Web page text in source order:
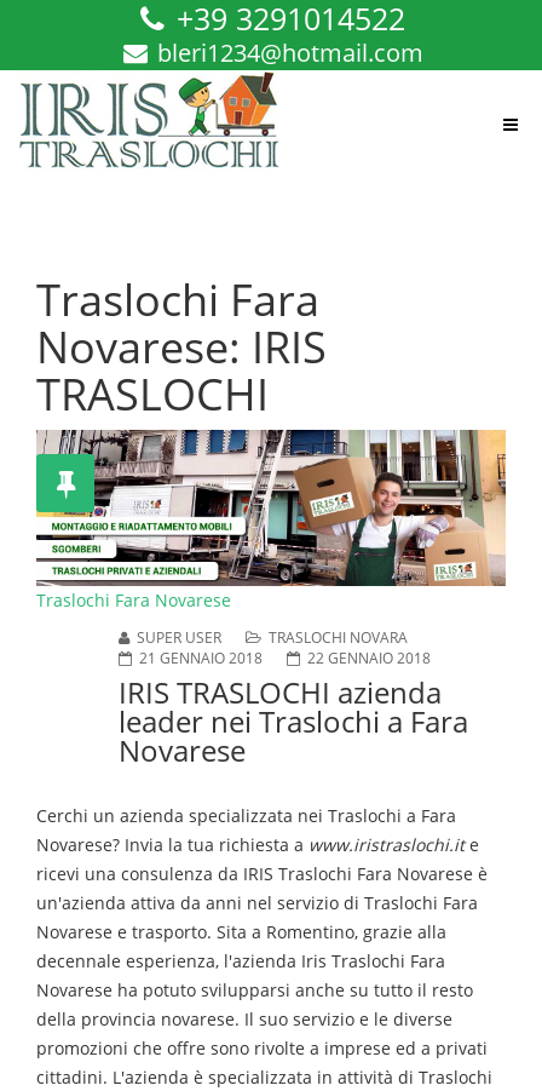
+39 3291014522
bleri1234@hotmail.com
Traslochi Fara
Novarese: IRIS
TRASLOCHI
Traslochi Fara Novarese
SUPER USER
TRASLOCHI NOVARA
21 GENNAIO 2018
22 GENNAIO 2018
IRIS TRASLOCHI azienda
leader nei Traslochi a Fara
Novarese
Cerchi un azienda specializzata nei Traslochi a Fara
Novarese? Invia la tua richiesta a www.iristraslochi.ite
ricevi una consulenza da IRIS Traslochi Fara Novarese è
un'azienda attiva da anni nel servizio di Traslochi Fara
Novarese e trasporto. Sita a Romentino, grazie alla
decennale esperienza, l'azienda Iris Traslochi Fara
Novarese ha potuto svilupparsi anche su tutto il resto
della provincia novarese. Il suo servizio e le diverse
promozioni che offre sono rivolte a imprese ed a privati
cittadini. L'azienda è specializzata in attività di Traslochi